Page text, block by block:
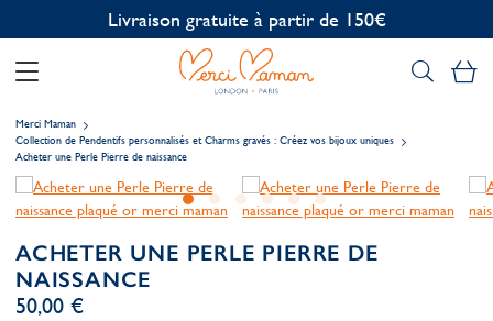
Personnalisation offerte
Merci Maman
Collection de Pendentifs personnalisés et Charms gravés : Créez vos bijoux uniques
Acheter une Perle Pierre de naissance
ACHETER UNE PERLE PIERRE DE
NAISSANCE
50,00 €